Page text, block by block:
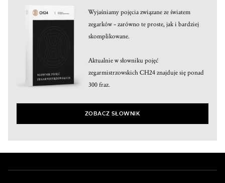
Wyjaśniamy pojęcia związane ze światem
zegarków – zarówno te proste, jak i bardziej
skomplikowane.
Aktualnie w słowniku pojęć
zegarmistrzowskich CH24 znajduje się ponad
300 fraz.
ZOBACZ SŁOWNIK